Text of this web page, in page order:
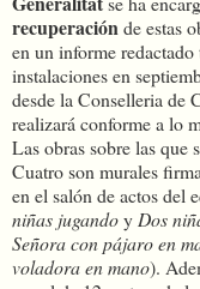
recuperaciónde estas
en un informe
instalaciones en
desde la Conselleria de
realizará conforme a lo
Las obras sobre las que
Cuatro son murales
en el salón de actos del
niñas jugandoy Dos
Señora con pájaro en
voladora en mano).